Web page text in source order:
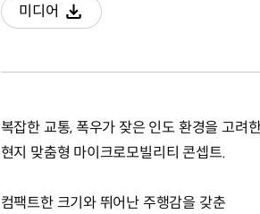
미디어
다운로드
복잡한 교통, 폭우가 잦은 인도 환경을 고려
현지 맞춤형 마이크로모빌리티 콘셉트.
컴팩트한 크기와 뛰어난 주행감을 갖춘